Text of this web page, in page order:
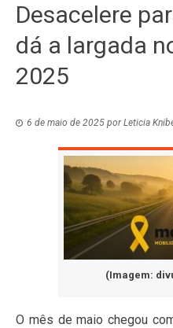
Desacelere
dá a largada
2025
6 de maio de 2025 porLeticia
(Imagem:
O mês de maio chegou